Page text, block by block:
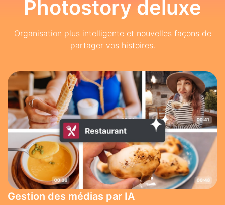
Photostory deluxe
Organisation plus intelligente et nouvelles façons de
partager vos histoires.
Gestion des médias par IA